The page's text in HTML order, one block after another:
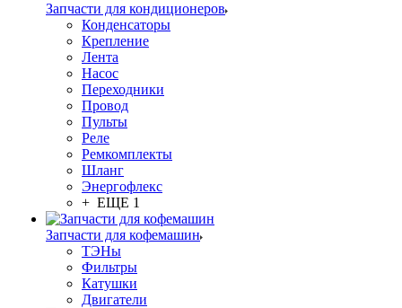
Запчасти для кондиционеров
Конденсаторы
Крепление
Лента
Насос
Переходники
Провод
Пульты
Реле
Ремкомплекты
Шланг
Энергофлекс
+ ЕЩЕ 1
Запчасти для кофемашин
ТЭНы
Фильтры
Катушки
Двигатели